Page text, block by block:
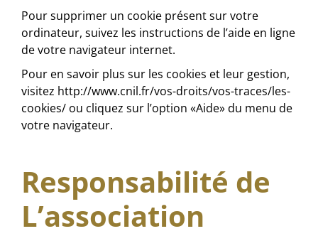
Pour supprimer un cookie présent sur votre
ordinateur, suivez les instructions de l’aide en ligne
de votre navigateur internet.
Pour en savoir plus sur les cookies et leur gestion,
visitez http://www.cnil.fr/vos-droits/vos-traces/les-
cookies/ ou cliquez sur l’option «Aide» du menu de
votre navigateur.
Responsabilité de
L’association